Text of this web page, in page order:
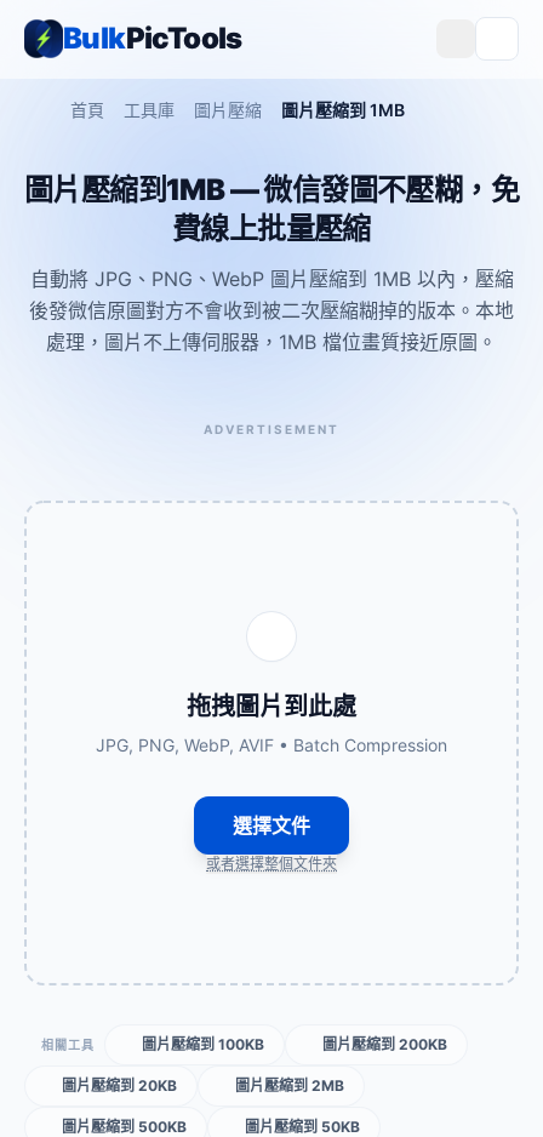
BulkPicTools
首頁 工具庫 圖片壓縮 圖片壓縮到 1MB
圖片壓縮到1MB — 微信發圖不壓糊，免
費線上批量壓縮
自動將 JPG、PNG、WebP 圖片壓縮到 1MB 以內，壓縮
後發微信原圖對方不會收到被二次壓縮糊掉的版本。本地
處理，圖片不上傳伺服器，1MB 檔位畫質接近原圖。
ADVERTISEMENT
拖拽圖片到此處
JPG, PNG, WebP, AVIF • Batch Compression
選擇文件
或者選擇整個文件夾
相關工具 圖片壓縮到 100KB 圖片壓縮到 200KB
圖片壓縮到 20KB 圖片壓縮到 2MB
圖片壓縮到 500KB 圖片壓縮到 50KB